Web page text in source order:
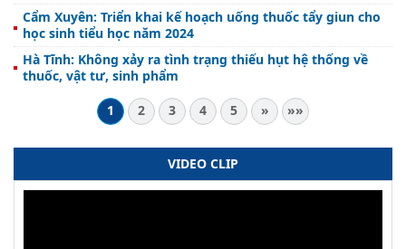
Cẩm Xuyên: Triển khai kế hoạch uống thuốc tẩy giun cho
học sinh tiểu học năm 2024
Hà Tĩnh: Không xảy ra tình trạng thiếu hụt hệ thống về
thuốc, vật tư, sinh phẩm
1
2 3 4 5 » »»
VIDEO CLIP